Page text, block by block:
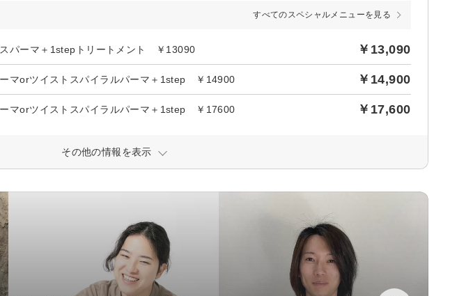
すべてのスペシャルメニューを見る
スパーマ＋1stepトリートメント ￥13090 ￥13,090
ーマorツイストスパイラルパーマ＋1step ￥14900 ￥14,900
ーマorツイストスパイラルパーマ＋1step ￥17600 ￥17,600
その他の情報を表示